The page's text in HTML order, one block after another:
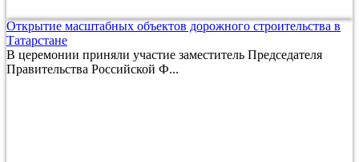
Открытие масштабных объектов дорожного строительства в
Татарстане
В церемонии приняли участие заместитель Председателя
Правительства Российской Ф...